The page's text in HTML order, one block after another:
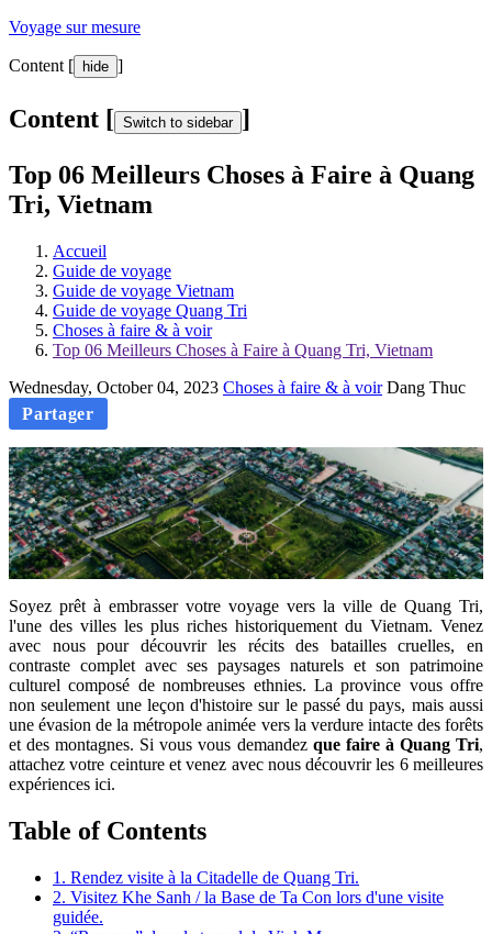
Voyage sur mesure
Content [ hide ]
Content [ Switch to sidebar ]
Top 06 Meilleurs Choses à Faire à Quang
Tri, Vietnam
Accueil
Guide de voyage
Guide de voyage Vietnam
Guide de voyage Quang Tri
Choses à faire & à voir
Top 06 Meilleurs Choses à Faire à Quang Tri, Vietnam
Wednesday, October 04, 2023 Choses à faire & à voir Dang Thuc
Partager
Soyez prêt à embrasser votre voyage vers la ville de Quang Tri,
l'une des villes les plus riches historiquement du Vietnam. Venez
avec nous pour découvrir les récits des batailles cruelles, en
contraste complet avec ses paysages naturels et son patrimoine
culturel composé de nombreuses ethnies. La province vous offre
non seulement une leçon d'histoire sur le passé du pays, mais aussi
une évasion de la métropole animée vers la verdure intacte des forêts
et des montagnes. Si vous vous demandez que faire à Quang Tri,
attachez votre ceinture et venez avec nous découvrir les 6 meilleures
expériences ici.
Table of Contents
1. Rendez visite à la Citadelle de Quang Tri.
2. Visitez Khe Sanh / la Base de Ta Con lors d'une visite
guidée.